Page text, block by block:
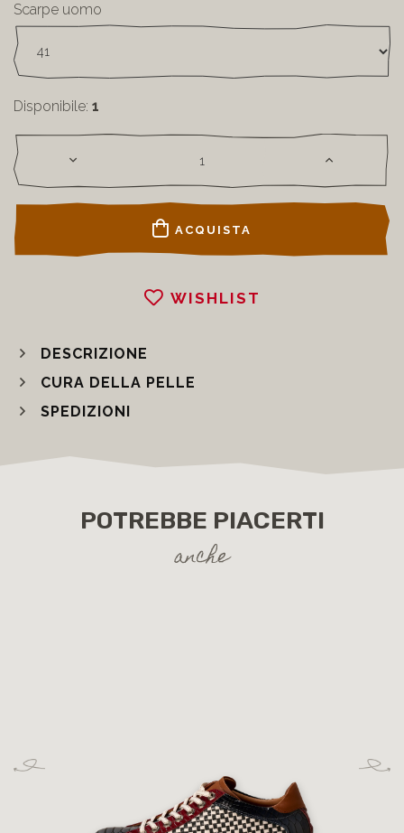
Scarpe uomo
Disponibile: 1
ACQUISTA
WISHLIST
DESCRIZIONE
CURA DELLA PELLE
SPEDIZIONI
POTREBBE PIACERTI
anche